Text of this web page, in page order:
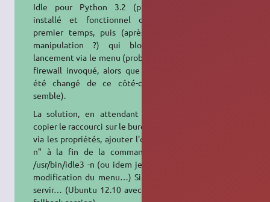
Idle pour Python 3.2 (puis) 3.3
installé et fonctionnel dans un
premier temps, puis (après quelle
manipulation ?) qui bloque au
lancement via le menu (problème de
firewall invoqué, alors que rien n'a
été changé de ce côté-ci il me
semble).
La solution, en attendant mieux :
copier le raccourci sur le bureau, puis
via les propriétés, ajouter l'option "-
n" à la fin de la commande, soit
/usr/bin/idle3 -n (ou idem je pense /
modification du menu…) Si ça peut
servir… (Ubuntu 12.10 avec gnome-